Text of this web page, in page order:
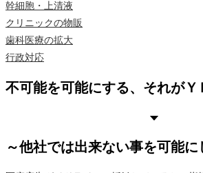
幹細胞・上清液
クリニックの物販
歯科医療の拡大
行政対応
不可能を可能にする、それがＹ
～他社では出来ない事を可能に